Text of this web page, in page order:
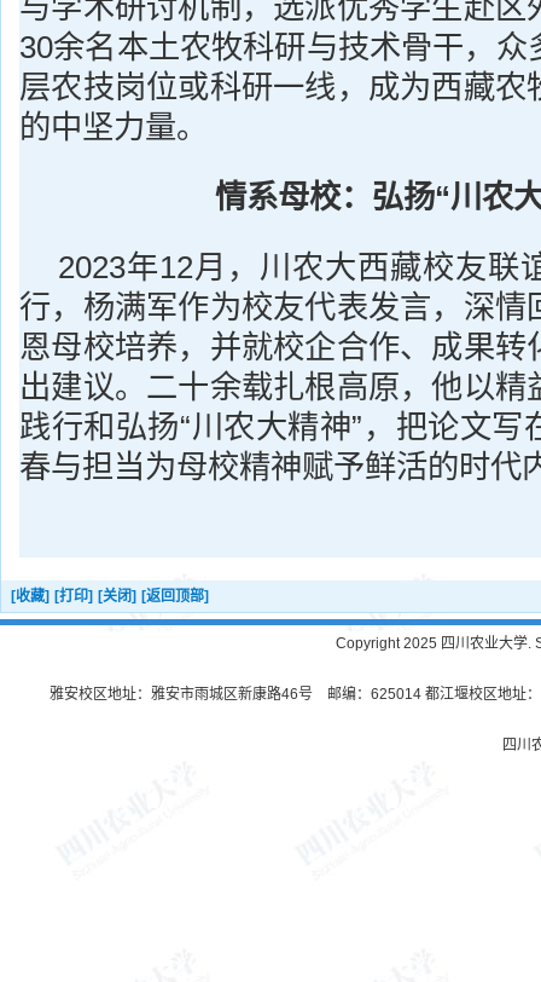
与学术研讨机制，选派优秀学生赴区
30余名本土农牧科研与技术骨干，众
层农技岗位或科研一线，成为西藏农
的中坚力量。
情系母校：弘扬“川农
2023年12月，川农大西藏校友联
行，杨满军作为校友代表发言，深情
恩母校培养，并就校企合作、成果转
出建议。二十余载扎根高原，他以精
践行和弘扬“川农大精神”，把论文写
春与担当为母校精神赋予鲜活的时代
[收藏] [打印] [关闭] [返回顶部]
Copyright 2025 四川农业大学.
雅安校区地址：雅安市雨城区新康路46号 邮编：625014 都江堰校区地址
四川